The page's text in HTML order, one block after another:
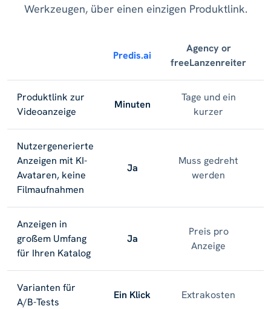
Werkzeugen, über einen einzigen Produktlink.
Predis.ai
Agency or
freeLanzenreiter
Produktlink zur
Videoanzeige
Minuten
Tage und ein
kurzer
Nutzergenerierte
Anzeigen mit KI-
Avataren, keine
Filmaufnahmen
Ja
Muss gedreht
werden
Anzeigen in
großem Umfang
für Ihren Katalog
Ja
Preis pro
Anzeige
Varianten für
A/B-Tests
Ein Klick Extrakosten